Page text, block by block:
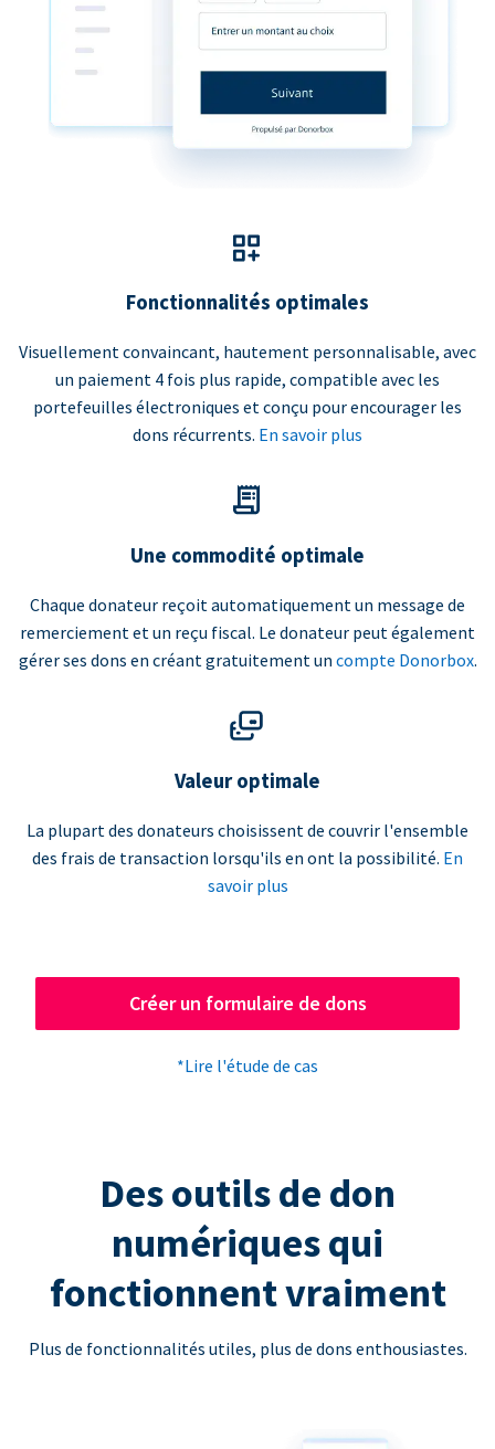
Fonctionnalités optimales
Visuellement convaincant, hautement personnalisable, avec
un paiement 4 fois plus rapide, compatible avec les
portefeuilles électroniques et conçu pour encourager les
dons récurrents. En savoir plus
Une commodité optimale
Chaque donateur reçoit automatiquement un message de
remerciement et un reçu fiscal. Le donateur peut également
gérer ses dons en créant gratuitement un compte Donorbox.
Valeur optimale
La plupart des donateurs choisissent de couvrir l'ensemble
des frais de transaction lorsqu'ils en ont la possibilité. En
savoir plus
Créer un formulaire de dons
*Lire l'étude de cas
Des outils de don
numériques qui
fonctionnent vraiment
Plus de fonctionnalités utiles, plus de dons enthousiastes.